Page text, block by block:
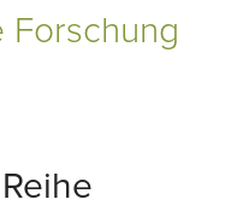
Forschung